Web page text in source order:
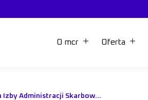
O mcr Oferta
Decyzje Dyrektora Izby Administracji Skarbowej w Gdańsku